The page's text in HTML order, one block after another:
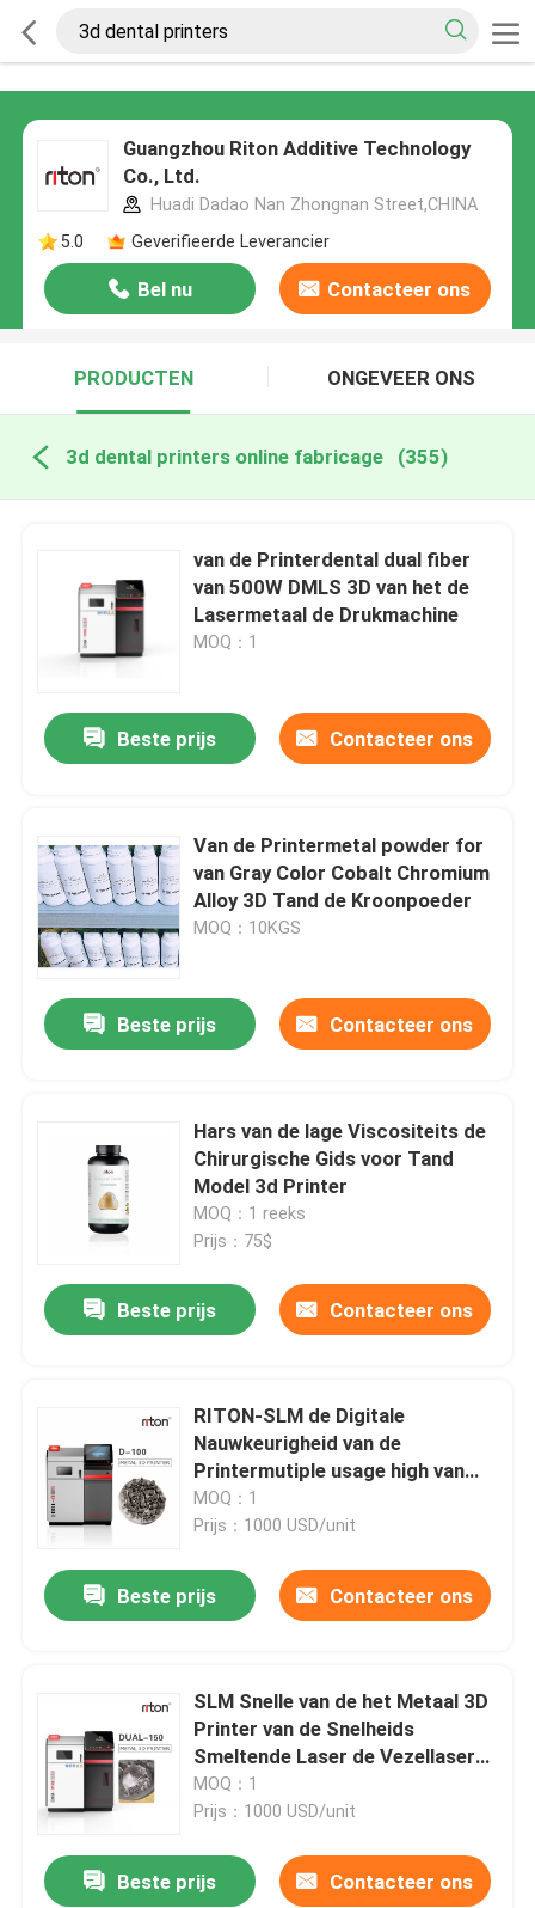
Guangzhou Riton Additive Technology
Co., Ltd.
Huadi Dadao Nan Zhongnan Street,CHINA
5.0
Geverifieerde Leverancier
Bel nu Contacteer ons
PRODUCTEN ONGEVEER ONS
3d dental printers online fabricage (355)
van de Printerdental dual fiber
van 500W DMLS 3D van het de
Lasermetaal de Drukmachine
MOQ：1
Beste prijs Contacteer ons
Van de Printermetal powder for
van Gray Color Cobalt Chromium
Alloy 3D Tand de Kroonpoeder
MOQ：10KGS
Beste prijs Contacteer ons
Hars van de lage Viscositeits de
Chirurgische Gids voor Tand
Model 3d Printer
MOQ：1 reeks
Prijs：75$
Beste prijs Contacteer ons
RITON-SLM de Digitale
Nauwkeurigheid van de
Printermutiple usage high van
het Lasermetaal 3D en Snelle
Snelheid
MOQ：1
Prijs：1000 USD/unit
Beste prijs Contacteer ons
SLM Snelle van de het Metaal 3D
Printer van de Snelheids
Smeltende Laser de Vezellasers
van Mutiple Usage Double
MOQ：1
Prijs：1000 USD/unit
Beste prijs Contacteer ons